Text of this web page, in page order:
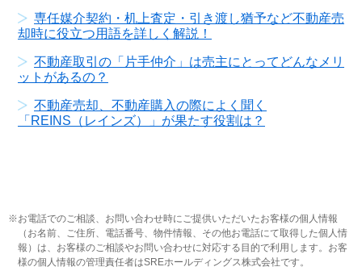
専任媒介契約・机上査定・引き渡し猶予など不動産売
却時に役立つ用語を詳しく解説！
不動産取引の「片手仲介」は売主にとってどんなメリ
ットがあるの？
不動産売却、不動産購入の際によく聞く
「REINS（レインズ）」が果たす役割は？
お電話でのご相談、お問い合わせ時にご提供いただいたお客様の個人情報
（お名前、ご住所、電話番号、物件情報、その他お電話にて取得した個人情
報）は、お客様のご相談やお問い合わせに対応する目的で利用します。お客
様の個人情報の管理責任者はSREホールディングス株式会社です。